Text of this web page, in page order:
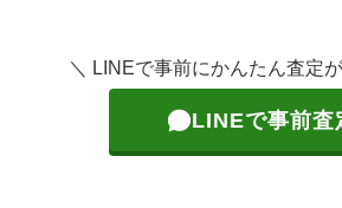
＼ LINEで事前にかんたん査定
LINEで事前査